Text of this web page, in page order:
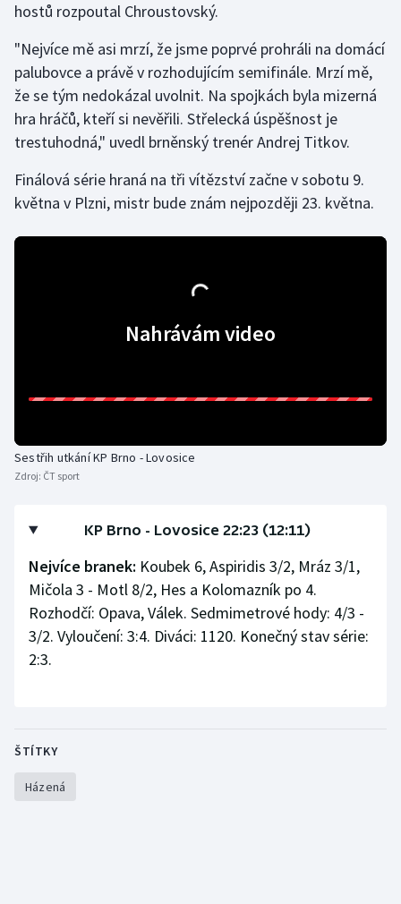
Judo
Krasobruslení
Lezení
Lyže a snowboard
Moderní pětiboj
Motorsport
Plážový volejbal
Ragby
Rychlostní kanoistika
Short track
Sportovní střelba
Stolní tenis
Veslování
Vodní slalom
hostů rozpoutal Chroustovský.
"Nejvíce mě asi mrzí, že jsme poprvé prohráli na domácí
palubovce a právě v rozhodujícím semifinále. Mrzí mě,
že se tým nedokázal uvolnit. Na spojkách byla mizerná
hra hráčů, kteří si nevěřili. Střelecká úspěšnost je
trestuhodná," uvedl brněnský trenér Andrej Titkov.
Finálová série hraná na tři vítězství začne v sobotu 9.
května v Plzni, mistr bude znám nejpozději 23. května.
Nahrávám video
Sestřih utkání KP Brno - Lovosice
Zdroj: ČT sport
KP Brno - Lovosice 22:23 (12:11)
Nejvíce branek: Koubek 6, Aspiridis 3/2, Mráz 3/1,
Mičola 3 - Motl 8/2, Hes a Kolomazník po 4.
Rozhodčí: Opava, Válek. Sedmimetrové hody: 4/3 -
3/2. Vyloučení: 3:4. Diváci: 1120. Konečný stav série:
2:3.
ŠTÍTKY
Házená